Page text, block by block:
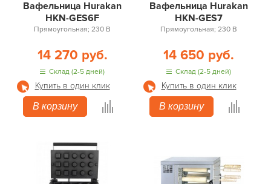
Вафельница Hurakan
HKN-GES6F
Прямоугольная; 230 В
14 270 руб.
Склад (2-5 дней)
Купить в один клик
В корзину
Вафельница Hurakan
HKN-GES7
Прямоугольная; 230 В
14 650 руб.
Склад (2-5 дней)
Купить в один клик
В корзину